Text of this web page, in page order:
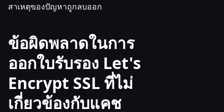
สาเหตุของปัญหาถูกลบออก
ข้อผิดพลาดในการ
ออกใบรับรอง Let's
Encrypt SSL ที่ไม่
เกี่ยวข้องกับแคช